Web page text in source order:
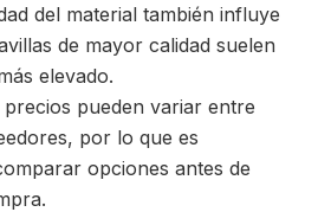
del material también influye
de mayor calidad suelen
elevado.
precios pueden variar entre
por lo que es
opciones antes de